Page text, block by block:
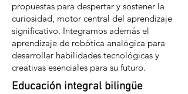
propuestas para despertar y sostener la
curiosidad, motor central del aprendizaje
significativo. Integramos además el
aprendizaje de robótica analógica para
desarrollar habilidades tecnológicas y
creativas esenciales para su futuro.
Educación integral bilingüe